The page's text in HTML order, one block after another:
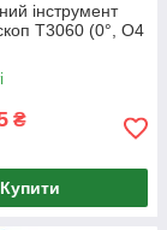
інструмент
T3060 (0°, O4
₴
Купити